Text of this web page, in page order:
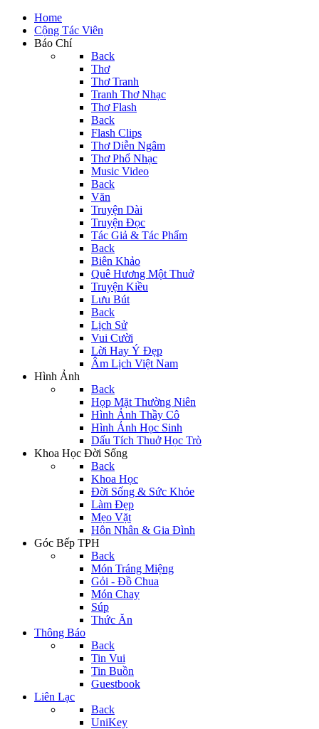
Home
Cộng Tác Viên
Báo Chí
Back
Thơ
Thơ Tranh
Tranh Thơ Nhạc
Thơ Flash
Back
Flash Clips
Thơ Diễn Ngâm
Thơ Phổ Nhạc
Music Video
Back
Văn
Truyện Dài
Truyện Đọc
Tác Giả & Tác Phẩm
Back
Biên Khảo
Quê Hương Một Thuở
Truyện Kiều
Lưu Bút
Back
Lịch Sử
Vui Cười
Lời Hay Ý Đẹp
Âm Lịch Việt Nam
Hình Ảnh
Back
Họp Mặt Thường Niên
Hình Ảnh Thầy Cô
Hình Ảnh Học Sinh
Dấu Tích Thuở Học Trò
Khoa Học Đời Sống
Back
Khoa Học
Đời Sống & Sức Khỏe
Làm Đẹp
Mẹo Vặt
Hôn Nhân & Gia Đình
Góc Bếp TPH
Back
Món Tráng Miệng
Gỏi - Đồ Chua
Món Chay
Súp
Thức Ăn
Thông Báo
Back
Tin Vui
Tin Buồn
Guestbook
Liên Lạc
Back
UniKey